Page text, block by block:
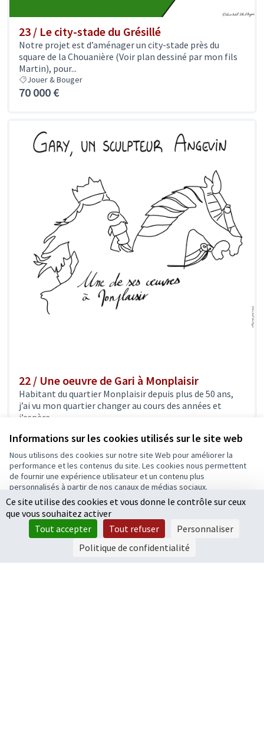
Informations sur les cookies utilisés sur le site web
Nous utilisons des cookies sur notre site Web pour améliorer la
performance et les contenus du site. Les cookies nous permettent
de fournir une expérience utilisateur et un contenu plus
personnalisés à partir de nos canaux de médias sociaux.
Tout accepter
Accepter seulement les cookies essentiels
Paramètres
23 / Le city-stade du Grésillé
Notre projet est d’aménager un city-stade près du
square de la Chouanière (Voir plan dessiné par mon fils
Martin), pour...
Jouer & Bouger
70 000 €
22 / Une oeuvre de Gari à Monplaisir
Habitant du quartier Monplaisir depuis plus de 50 ans,
j’ai vu mon quartier changer au cours des années et
j’espère...
50 000 €
Résultats par page : 25
1 2 3 … 6
Ce site utilise des cookies et vous donne le contrôle sur ceux
que vous souhaitez activer
Tout accepter
Tout refuser
Personnaliser
Politique de confidentialité